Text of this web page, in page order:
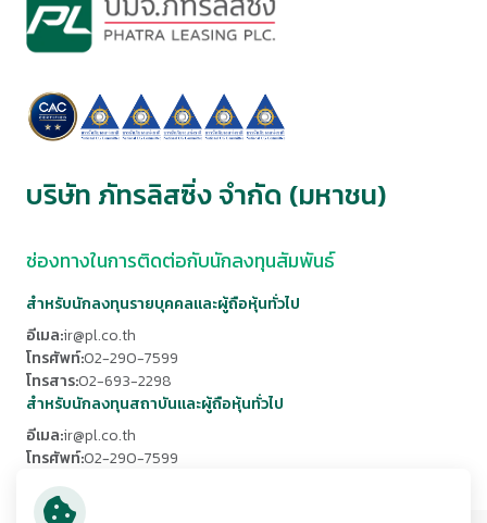
บริษัท ภัทรลิสซิ่ง จำกัด (มหาชน)
ช่องทางในการติดต่อกับนักลงทุนสัมพันธ์
สำหรับนักลงทุนรายบุคคลและผู้ถือหุ้นทั่วไป
อีเมล:ir@pl.co.th
โทรศัพท์:02-290-7599
โทรสาร:02-693-2298
สำหรับนักลงทุนสถาบันและผู้ถือหุ้นทั่วไป
อีเมล:ir@pl.co.th
โทรศัพท์:02-290-7599
โทรสาร: